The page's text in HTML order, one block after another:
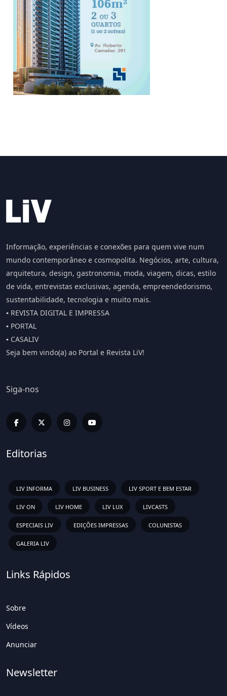
Informação, experiências e conexões para quem vive num
mundo contemporâneo e cosmopolita. Negócios, arte, cultura,
arquitetura, design, gastronomia, moda, viagem, dicas, estilo
de vida, entrevistas exclusivas, agenda, empreendedorismo,
sustentabilidade, tecnologia e muito mais.
▪️ REVISTA DIGITAL E IMPRESSA
▪️ PORTAL
▪️ CASALIV
Seja bem vindo(a) ao Portal e Revista LiV!
Siga-nos
Editorias
LIV INFORMA LIV BUSINESS LIV SPORT E BEM ESTAR
LIV ON LIV HOME LIV LUX LIVCASTS
ESPECIAIS LIV EDIÇÕES IMPRESSAS COLUNISTAS
GALERIA LIV
Links Rápidos
Sobre
Vídeos
Anunciar
Newsletter